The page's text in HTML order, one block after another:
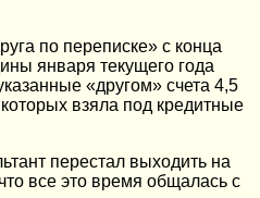
по переписке» с конца
января текущего года
«другом» счета 4,5
взяла под кредитные
перестал выходить на
все это время общалась с